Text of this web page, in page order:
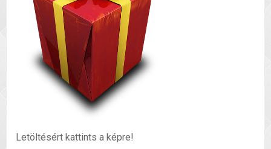
Letöltésért kattints a képre!